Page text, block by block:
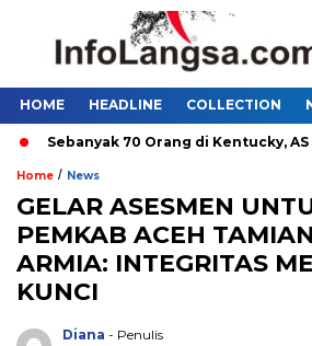
HOME HEADLINE COLLECTION
Sebanyak 70 Orang di Kentucky, AS
Home / News
GELAR ASESMEN
PEMKAB ACEH
ARMIA: INTEGRITAS
KUNCI
Diana - Penulis